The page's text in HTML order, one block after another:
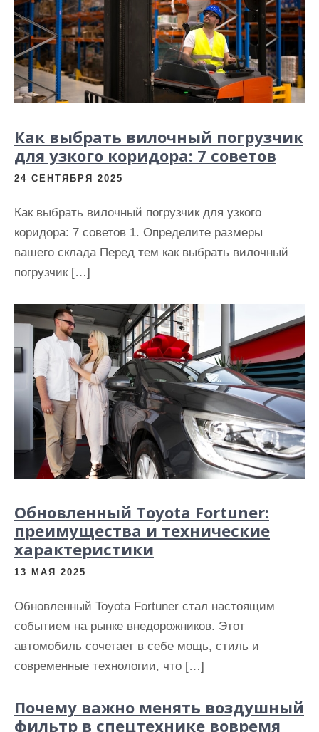
Как выбрать вилочный погрузчик
для узкого коридора: 7 советов
24 СЕНТЯБРЯ 2025
Как выбрать вилочный погрузчик для узкого
коридора: 7 советов 1. Определите размеры
вашего склада Перед тем как выбрать вилочный
погрузчик […]
Обновленный Toyota Fortuner:
преимущества и технические
характеристики
13 МАЯ 2025
Обновленный Toyota Fortuner стал настоящим
событием на рынке внедорожников. Этот
автомобиль сочетает в себе мощь, стиль и
современные технологии, что […]
Почему важно менять воздушный
фильтр в спецтехнике вовремя